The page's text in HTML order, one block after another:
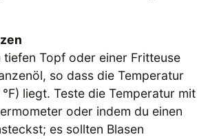
tiefen Topf oder einer Fritteuse
so dass die Temperatur
liegt. Teste die Temperatur mit
oder indem du einen
es sollten Blasen